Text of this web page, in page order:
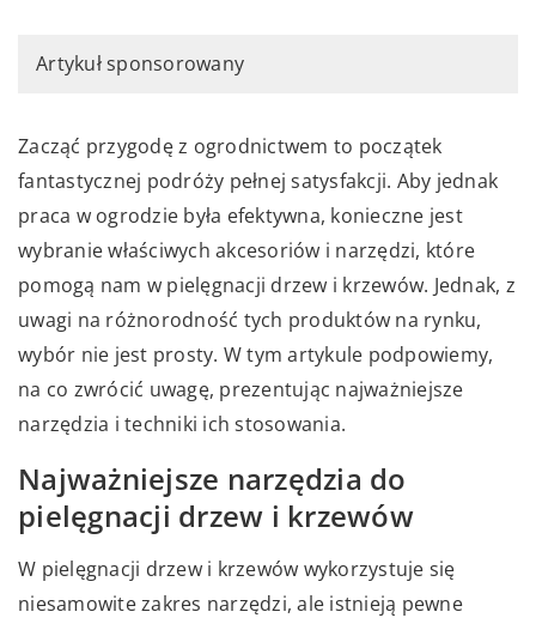
Artykuł sponsorowany
Zacząć przygodę z ogrodnictwem to początek
fantastycznej podróży pełnej satysfakcji. Aby jednak
praca w ogrodzie była efektywna, konieczne jest
wybranie właściwych akcesoriów i narzędzi, które
pomogą nam w pielęgnacji drzew i krzewów. Jednak, z
uwagi na różnorodność tych produktów na rynku,
wybór nie jest prosty. W tym artykule podpowiemy,
na co zwrócić uwagę, prezentując najważniejsze
narzędzia i techniki ich stosowania.
Najważniejsze narzędzia do
pielęgnacji drzew i krzewów
W pielęgnacji drzew i krzewów wykorzystuje się
niesamowite zakres narzędzi, ale istnieją pewne